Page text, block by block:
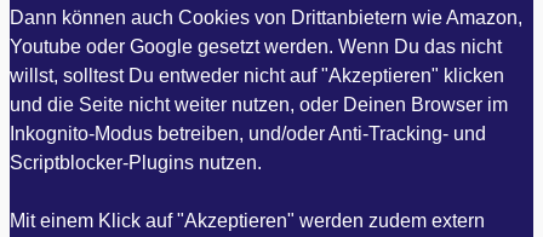
Dann können auch Cookies von Drittanbietern wie Amazon,
Youtube oder Google gesetzt werden. Wenn Du das nicht
willst, solltest Du entweder nicht auf "Akzeptieren" klicken
und die Seite nicht weiter nutzen, oder Deinen Browser im
Inkognito-Modus betreiben, und/oder Anti-Tracking- und
Scriptblocker-Plugins nutzen.
Mit einem Klick auf "Akzeptieren" werden zudem extern